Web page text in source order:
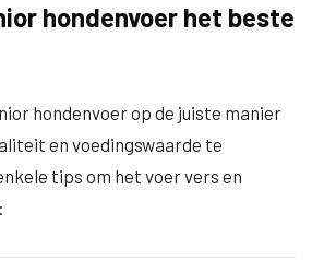
hondenvoer het beste
hondenvoer op de juiste manier
en voedingswaarde te
tips om het voer vers en